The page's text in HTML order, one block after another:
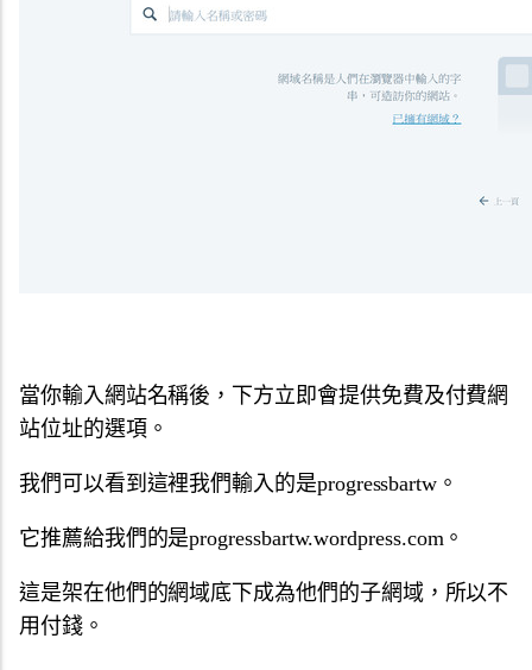
當你輸入網站名稱後，下方立即會提供免費及付費網
站位址的選項。
我們可以看到這裡我們輸入的是progressbartw。
它推薦給我們的是progressbartw.wordpress.com。
這是架在他們的網域底下成為他們的子網域，所以不
用付錢。